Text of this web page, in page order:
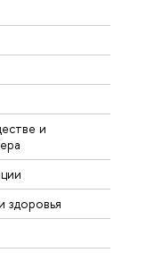
и
здоровья